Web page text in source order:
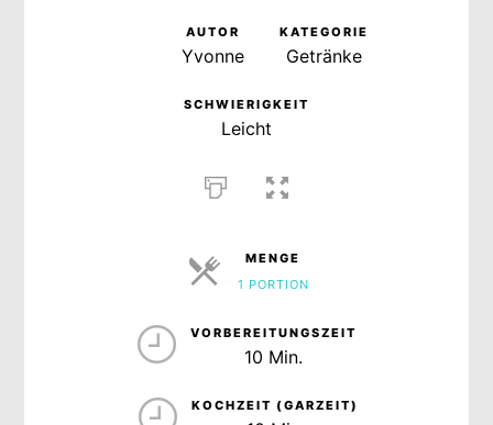
AUTOR
Yvonne
KATEGORIE
Getränke
SCHWIERIGKEIT
Leicht
MENGE
1 PORTION
VORBEREITUNGSZEIT
10 Min.
KOCHZEIT (GARZEIT)